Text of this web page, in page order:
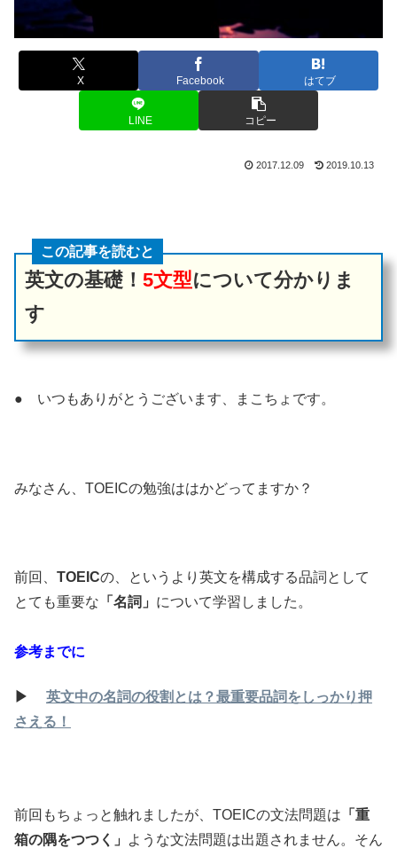
X Facebook はてブ
LINE コピー
2017.12.09 2019.10.13
この記事を読むと
英文の基礎！ 5文型について分かりま
す
● いつもありがとうございます、まこちょです。
みなさん、TOEICの勉強ははかどってますか？
前回、 TOEICの、というより英文を構成する品詞として
とても重要な 「名詞」 について学習しました。
参考までに
▶ 英文中の名詞の役割とは？最重要品詞をしっかり押
さえる！
前回もちょっと触れましたが、TOEICの文法問題は 「重
箱の隅をつつく」
ような文法問題は出題されません。そん